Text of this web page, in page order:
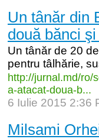
Un tânăr din
două bănci
Un tânăr de 20
pentru tâlhărie,
http://jurnal.md/ro/
a-atacat-doua-b...
6 Iulie 2015 2:36
Milsami